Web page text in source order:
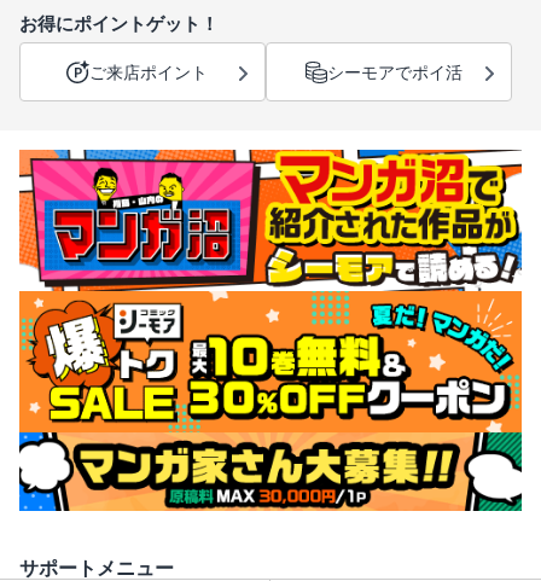
お得にポイントゲット！
ご来店ポイント シーモアでポイ活
サポートメニュー